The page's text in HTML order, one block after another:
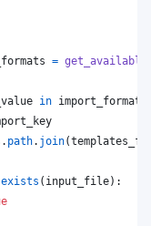
=
in import_formats
. path. join(
exists ( input_file):